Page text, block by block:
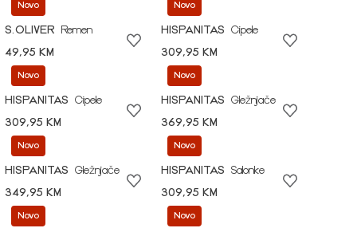
Novo
S.OLIVER
Remen
49,95 KM
Novo
HISPANITAS
Cipele
309,95 KM
Novo
HISPANITAS
Cipele
309,95 KM
Novo
HISPANITAS
Gležnjače
369,95 KM
Novo
HISPANITAS
Gležnjače
349,95 KM
Novo
HISPANITAS
Salonke
309,95 KM
Novo Novo